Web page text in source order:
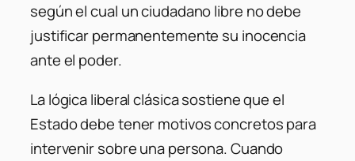
según el cual un ciudadano libre no debe
justificar permanentemente su inocencia
ante el poder.
La lógica liberal clásica sostiene que el
Estado debe tener motivos concretos para
intervenir sobre una persona. Cuando